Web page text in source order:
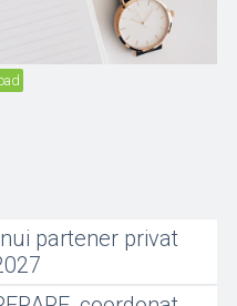
partener privat